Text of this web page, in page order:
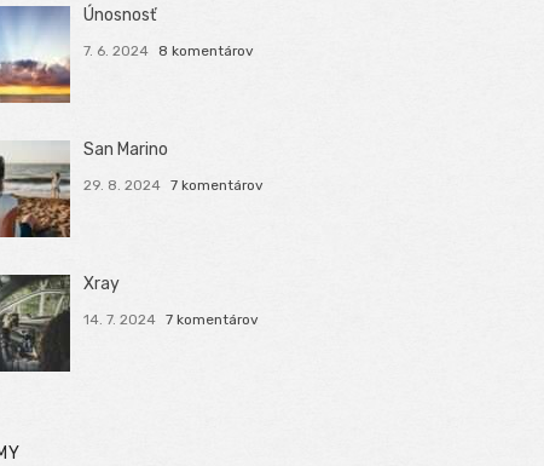
Únosnosť
7. 6. 2024 8 komentárov
San Marino
29. 8. 2024 7 komentárov
Xray
14. 7. 2024 7 komentárov